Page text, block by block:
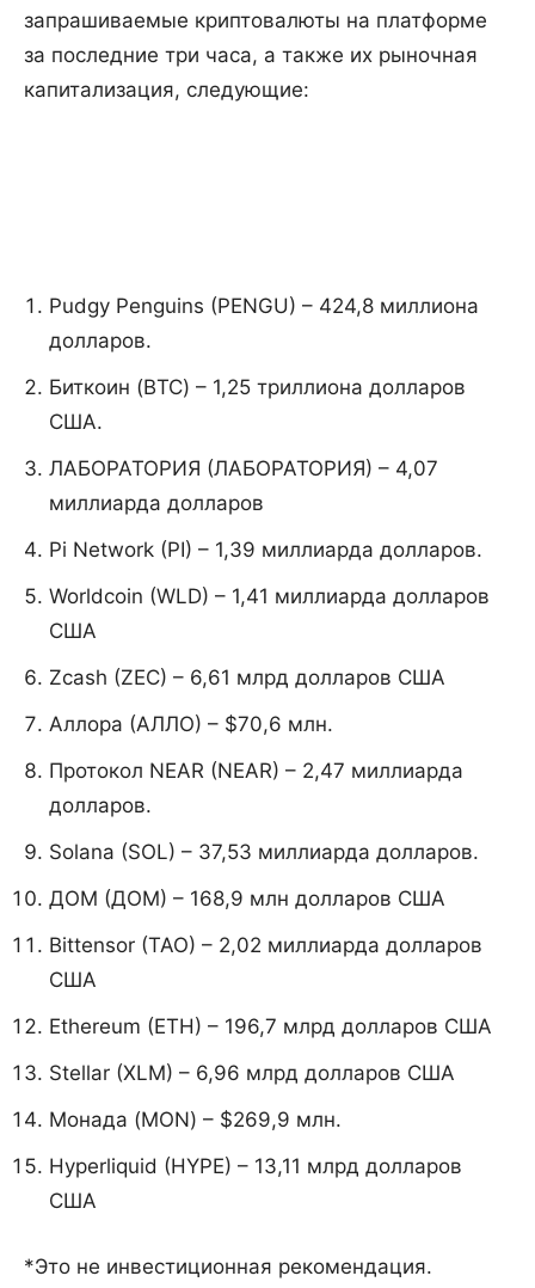
запрашиваемые криптовалюты на платформе
за последние три часа, а также их рыночная
капитализация, следующие:
Pudgy Penguins (PENGU) – 424,8 миллиона
долларов.
Биткоин (BTC) – 1,25 триллиона долларов
США.
ЛАБОРАТОРИЯ (ЛАБОРАТОРИЯ) – 4,07
миллиарда долларов
Pi Network (PI) – 1,39 миллиарда долларов.
Worldcoin (WLD) – 1,41 миллиарда долларов
США
Zcash (ZEC) – 6,61 млрд долларов США
Аллора (АЛЛО) – $70,6 млн.
Протокол NEAR (NEAR) – 2,47 миллиарда
долларов.
Solana (SOL) – 37,53 миллиарда долларов.
ДОМ (ДОМ) – 168,9 млн долларов США
Bittensor (TAO) – 2,02 миллиарда долларов
США
Ethereum (ETH) – 196,7 млрд долларов США
Stellar (XLM) – 6,96 млрд долларов США
Монада (MON) – $269,9 млн.
Hyperliquid (HYPE) – 13,11 млрд долларов
США
*Это не инвестиционная рекомендация.